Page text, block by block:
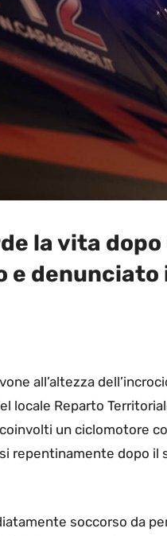
la vita
denunciato
all’altezza
locale Reparto
un ciclomotore
repentinamente dopo il
soccorso da